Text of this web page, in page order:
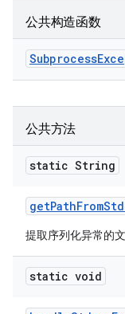
公共构造函数
Subprocess
公共方法
static String
getPathFrom
提取序列化异常的文
static void